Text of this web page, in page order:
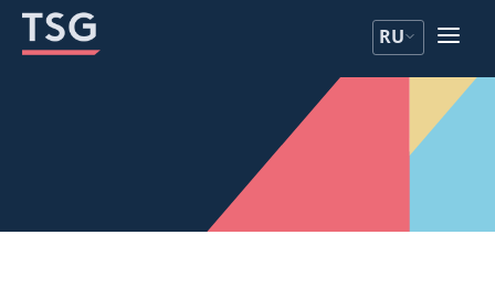
Перейдите
Перейдите
RU